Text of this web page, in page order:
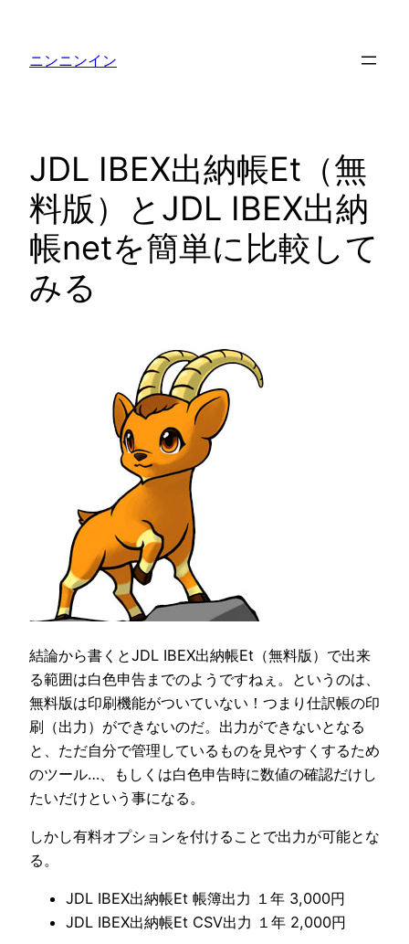
ニンニンイン
JDL IBEX出納帳Et（無
料版）とJDL IBEX出納
帳netを簡単に比較して
みる
結論から書くとJDL IBEX出納帳Et（無料版）で出来
る範囲は白色申告までのようですねぇ。というのは、
無料版は印刷機能がついていない！つまり仕訳帳の印
刷（出力）ができないのだ。出力ができないとなる
と、ただ自分で管理しているものを見やすくするため
のツール…、もしくは白色申告時に数値の確認だけし
たいだけという事になる。
しかし有料オプションを付けることで出力が可能とな
る。
JDL IBEX出納帳Et 帳簿出力 １年 3,000円
JDL IBEX出納帳Et CSV出力 １年 2,000円